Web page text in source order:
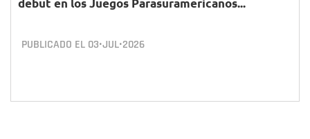
debut en los Juegos Parasuramericanos...
PUBLICADO EL 03•JUL•2026